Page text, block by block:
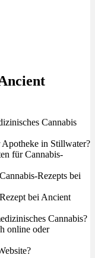
Cannabis
Apotheke in Stillwater?
für Cannabis-
Rezepts bei
bei Ancient
Cannabis?
online oder